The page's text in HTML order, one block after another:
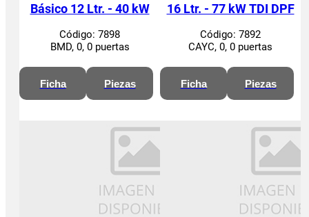
Básico 12 Ltr. - 40 kW
Código: 7898
BMD, 0, 0 puertas
Ficha Piezas
16 Ltr. - 77 kW TDI DPF
Código: 7892
CAYC, 0, 0 puertas
Ficha Piezas